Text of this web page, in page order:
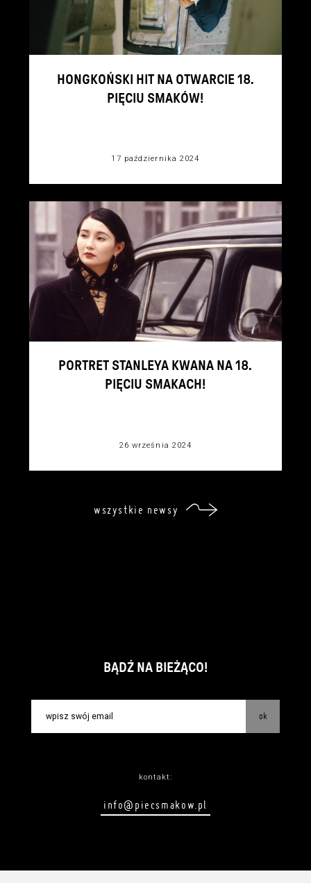
HONGKOŃSKI HIT NA OTWARCIE 18.
PIĘCIU SMAKÓW!
17 października 2024
PORTRET STANLEYA KWANA NA 18.
PIĘCIU SMAKACH!
26 września 2024
wszystkie newsy
BĄDŹ NA BIEŻĄCO!
ok
kontakt:
info@piecsmakow.pl